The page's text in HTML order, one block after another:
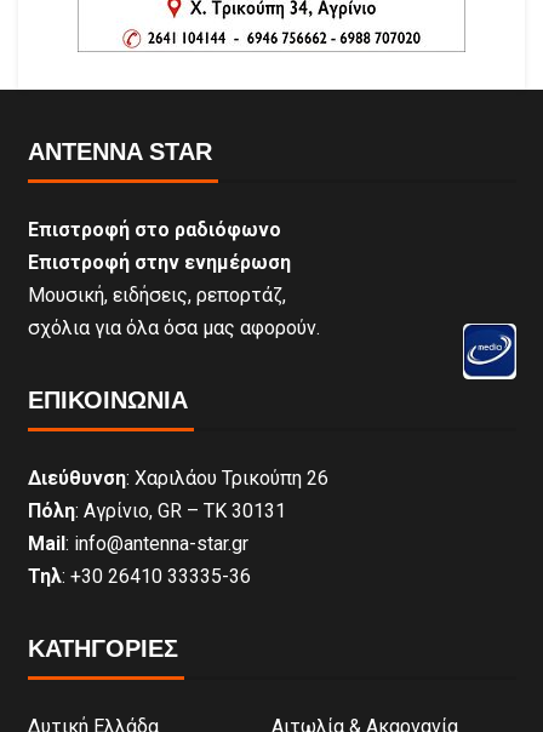
ANTENNA STAR
Επιστροφή στο ραδιόφωνο
Επιστροφή στην ενημέρωση
Μουσική, ειδήσεις, ρεπορτάζ,
σχόλια για όλα όσα μας αφορούν.
ΕΠΙΚΟΙΝΩΝΊΑ
Διεύθυνση: Χαριλάου Τρικούπη 26
Πόλη: Αγρίνιο, GR – ΤΚ 30131
Mail: info@antenna-star.gr
Τηλ: +30 26410 33335-36
ΚΑΤΗΓΟΡΙΕΣ
Δυτική Ελλάδα Αιτωλία & Ακαρνανία